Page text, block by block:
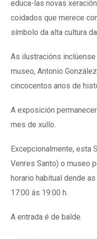
educa-las novas
coidados que merece
símbolo da alta cultura da
As ilustracións
museo, Antonio
cincocentos anos de
A exposición
mes de xullo.
Excepcionalmente, esta
Venres Santo) o museo
horario habitual dende
17:00 ás 19:00 h.
A entrada é de balde.